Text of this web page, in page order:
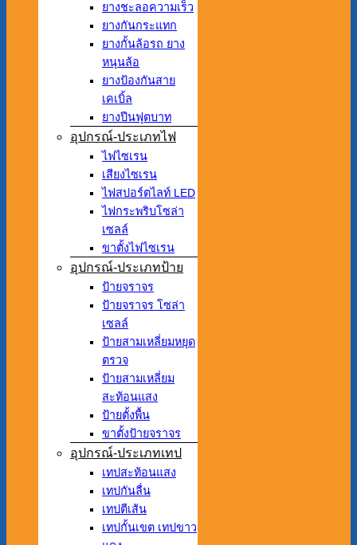
ยางชะลอความเร็ว
ยางกันกระแทก
ยางกั้นล้อรถ ยาง
หนุนล้อ
ยางป้องกันสาย
เคเบิ้ล
ยางปีนฟุตบาท
อุปกรณ์-ประเภทไฟ
ไฟไซเรน
เสียงไซเรน
ไฟสปอร์ตไลท์ LED
ไฟกระพริบโซล่า
เซลล์
ขาตั้งไฟไซเรน
อุปกรณ์-ประเภทป้าย
ป้ายจราจร
ป้ายจราจร โซล่า
เซลล์
ป้ายสามเหลี่ยมหยุด
ตรวจ
ป้ายสามเหลี่ยม
สะท้อนแสง
ป้ายตั้งพื้น
ขาตั้งป้ายจราจร
อุปกรณ์-ประเภทเทป
เทปสะท้อนแสง
เทปกันลื่น
เทปตีเส้น
เทปกั้นเขต เทปขาว